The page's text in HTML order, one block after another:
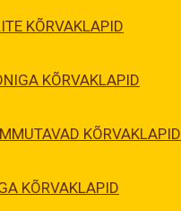
KÕRVAKLAPID
KÕRVAKLAPID
KÕRVAKLAPID
KÕRVAKLAPID